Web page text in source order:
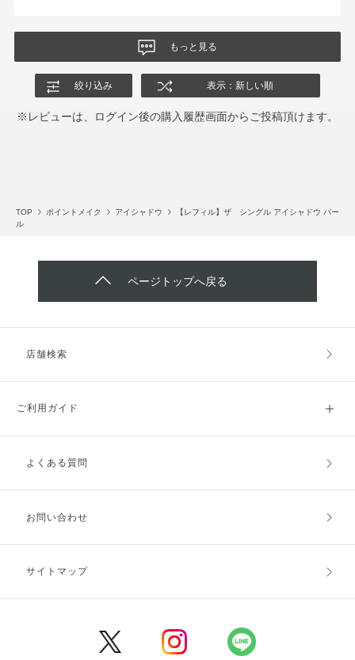
もっと見る
絞り込み 表示：新しい順
※レビューは、ログイン後の購入履歴画面からご投稿頂けます。
TOP ポイントメイク アイシャドウ
【レフィル】ザ シングル アイシャドウ パー
ル
ページトップへ戻る
店舗検索
ご利用ガイド
ご利用ガイドトップ
お支払方法
キャンセル・返品・交換
よくある質問
お問い合わせ
サイトマップ